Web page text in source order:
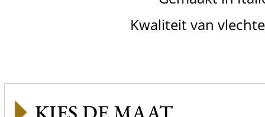
Kwaliteit van